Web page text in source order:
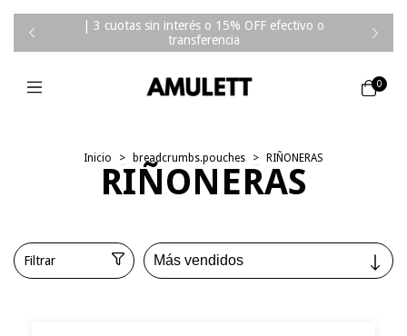
| 3 cuotas sin interés o 15% OFF efectivo o
transferencia
0
Inicio > breadcrumbs.pouches > RIÑONERAS
RIÑONERAS
Filtrar